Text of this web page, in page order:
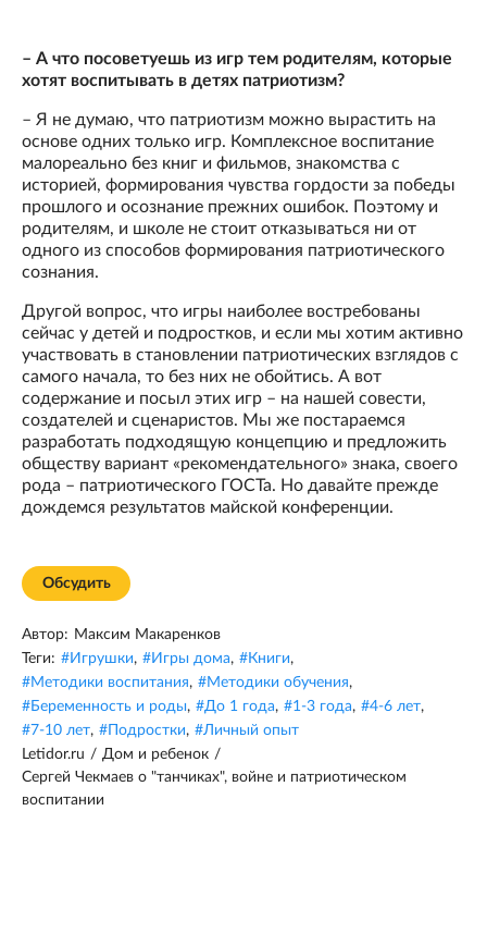
– А что посоветуешь из игр тем родителям, которые
хотят воспитывать в детях патриотизм?
– Я не думаю, что патриотизм можно вырастить на
основе одних только игр. Комплексное воспитание
малореально без книг и фильмов, знакомства с
историей, формирования чувства гордости за победы
прошлого и осознание прежних ошибок. Поэтому и
родителям, и школе не стоит отказываться ни от
одного из способов формирования патриотического
сознания.
Другой вопрос, что игры наиболее востребованы
сейчас у детей и подростков, и если мы хотим активно
участвовать в становлении патриотических взглядов с
самого начала, то без них не обойтись. А вот
содержание и посыл этих игр – на нашей совести,
создателей и сценаристов. Мы же постараемся
разработать подходящую концепцию и предложить
обществу вариант «рекомендательного» знака, своего
рода – патриотического ГОСТа. Но давайте прежде
дождемся результатов майской конференции.
Обсудить
Автор: Максим Макаренков
Теги: #Игрушки, #Игры дома, #Книги,
#Методики воспитания, #Методики обучения,
#Беременность и роды, #До 1 года, #1-3 года, #4-6 лет,
#7-10 лет, # Подростки, #Личный опыт
Letidor.ru / Дом и ребенок /
Сергей Чекмаев о "танчиках", войне и патриотическом
воспитании